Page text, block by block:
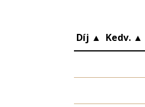
Díj ▲ Kedv. ▲